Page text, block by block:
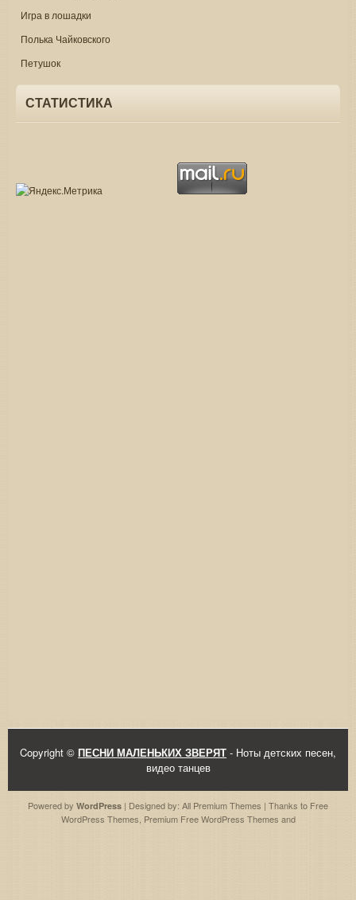
Игра в лошадки
Полька Чайковского
Петушок
СТАТИСТИКА
Copyright © ПЕСНИ МАЛЕНЬКИХ ЗВЕРЯТ - Ноты детских песен,
видео танцев
Powered by WordPress | Designed by: All Premium Themes | Thanks to Free
WordPress Themes, Premium Free WordPress Themes and